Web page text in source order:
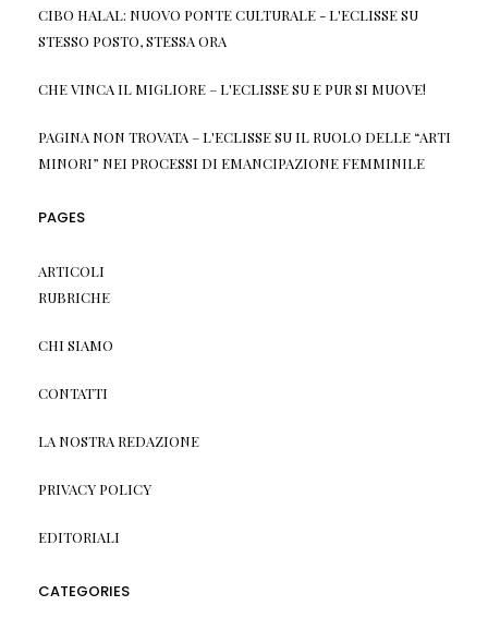
CIBO HALAL: NUOVO PONTE CULTURALE - L'ECLISSESU
STESSO POSTO, STESSA ORA
CHE VINCA IL MIGLIORE – L'ECLISSESU E PUR SI MUOVE!
PAGINA NON TROVATA – L'ECLISSESU IL RUOLO DELLE “ARTI
MINORI” NEI PROCESSI DI EMANCIPAZIONE FEMMINILE
PAGES
ARTICOLI
RUBRICHE
CHI SIAMO
CONTATTI
LA NOSTRA REDAZIONE
PRIVACY POLICY
EDITORIALI
CATEGORIES